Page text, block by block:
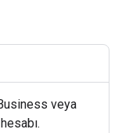
veya
hesabı.